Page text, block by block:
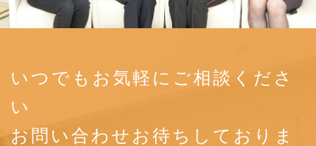
いつでもお気軽にご相談くださ
い
お問い合わせお待ちしておりま